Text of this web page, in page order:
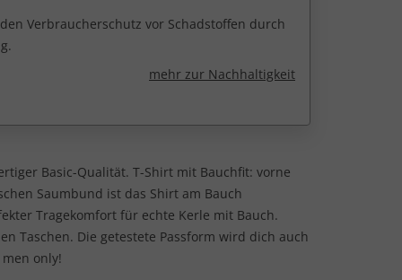
Verbraucherschutz vor Schadstoffen durch
mehr zur Nachhaltigkeit
Basic-Qualität. T-Shirt mit Bauchfit: vorne
Saumbund ist das Shirt am Bauch
Tragekomfort für echte Kerle mit Bauch.
Taschen. Die getestete Passform wird dich auch
only!